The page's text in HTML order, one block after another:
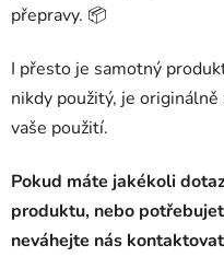
přepravy. 📦
I přesto je samotný
nikdy použitý, je
vaše použití.
Pokud máte jakékoli
produktu, nebo
neváhejte nás